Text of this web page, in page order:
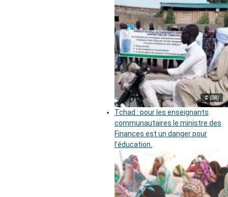
© (DR)
Tchad : pour les enseignants
communautaires le ministre des
Finances est un danger pour
l’éducation.